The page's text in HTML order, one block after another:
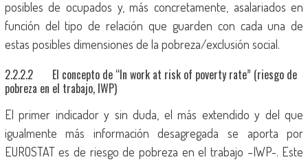
posibles de ocupados y, más concretamente, asalariados en
función del tipo de relación que guarden con cada una de
estas posibles dimensiones de la pobreza/exclusión social.
2.2.2.2 El concepto de “In work at risk of poverty rate” (riesgo de
pobreza en el trabajo, IWP)
El primer indicador y sin duda, el más extendido y del que
igualmente más información desagregada se aporta por
EUROSTAT es de riesgo de pobreza en el trabajo –IWP-. Este